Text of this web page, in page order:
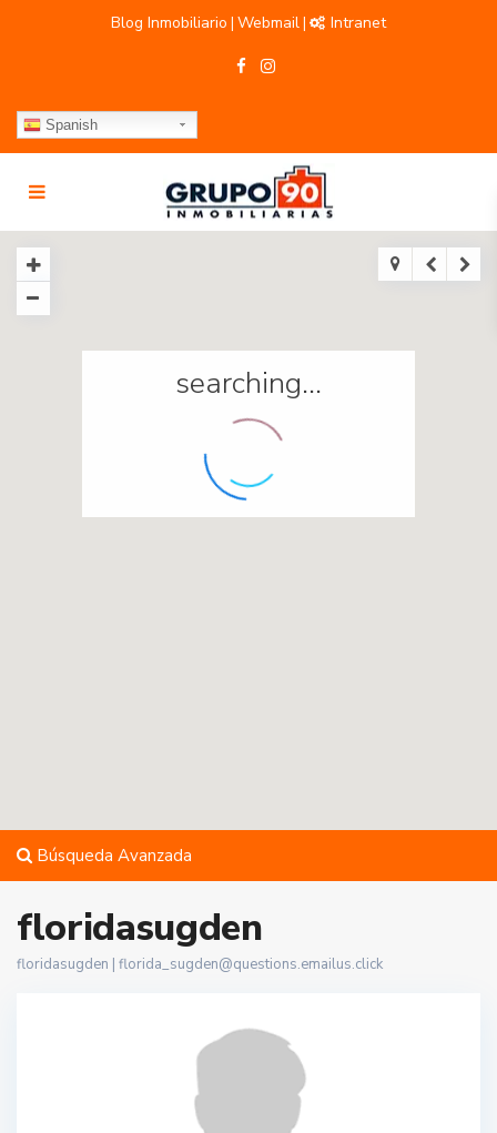
Blog Inmobiliario | Webmail| Intranet
Spanish
searching...
Búsqueda Avanzada
floridasugden
floridasugden | florida_sugden@questions.emailus.click